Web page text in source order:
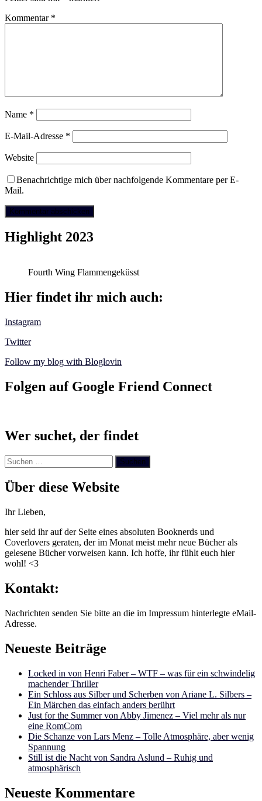
Kommentar *
Name *
E-Mail-Adresse *
Website
Benachrichtige mich über nachfolgende Kommentare per E-
Mail.
Highlight 2023
Fourth Wing Flammengeküsst
Hier findet ihr mich auch:
Instagram
Twitter
Follow my blog with Bloglovin
Folgen auf Google Friend Connect
Wer suchet, der findet
Suchen
nach:
Über diese Website
Ihr Lieben,
hier seid ihr auf der Seite eines absoluten Booknerds und
Coverlovers geraten, der im Monat meist mehr neue Bücher als
gelesene Bücher vorweisen kann. Ich hoffe, ihr fühlt euch hier
wohl! <3
Kontakt:
Nachrichten senden Sie bitte an die im Impressum hinterlegte eMail-
Adresse.
Neueste Beiträge
Locked in von Henri Faber – WTF – was für ein schwindelig
machender Thriller
Ein Schloss aus Silber und Scherben von Ariane L. Silbers –
Ein Märchen das einfach anders berührt
Just for the Summer von Abby Jimenez – Viel mehr als nur
eine RomCom
Die Schanze von Lars Menz – Tolle Atmosphäre, aber wenig
Spannung
Still ist die Nacht von Sandra Aslund – Ruhig und
atmosphärisch
Neueste Kommentare